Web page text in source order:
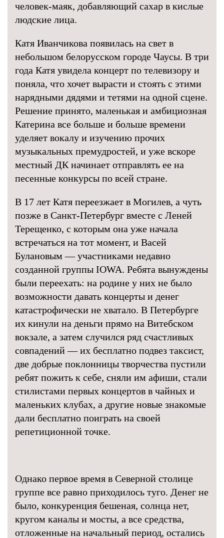
человек-маяк, добавляющий сахар в кислые
людские лица.
Катя Иванчикова появилась на свет в
небольшом белорусском городе Чаусы. В три
года Катя увидела концерт по телевизору и
поняла, что хочет вырасти и стоять с этими
нарядными дядями и тетями на одной сцене.
Решение принято, маленькая и амбициозная
Катерина все больше и больше времени
уделяет вокалу и изучению прочих
музыкальных премудростей, и уже вскоре
местный ДК начинает отправлять ее на
песенные конкурсы по всей стране.
В 17 лет Катя переезжает в Могилев, а чуть
позже в Санкт-Петербург вместе с Леней
Терещенко, с которым она уже начала
встречаться на тот момент, и Васей
Булановым — участниками недавно
созданной группы IOWA. Ребята вынуждены
были переехать: на родине у них не было
возможности давать концерты и денег
катастрофически не хватало. В Петербурге
их кинули на деньги прямо на Витебском
вокзале, а затем случился ряд счастливых
совпадений — их бесплатно подвез таксист,
две добрые поклонницы творчества пустили
ребят пожить к себе, сняли им афиши, стали
стилистами первых концертов в чайных и
маленьких клубах, а другие новые знакомые
дали бесплатно поиграть на своей
репетиционной точке.
Однако первое время в Северной столице
группе все равно приходилось туго. Денег не
было, конкуренция бешеная, солнца нет,
кругом каналы и мосты, а все средства,
отложенные на начальный период, остались